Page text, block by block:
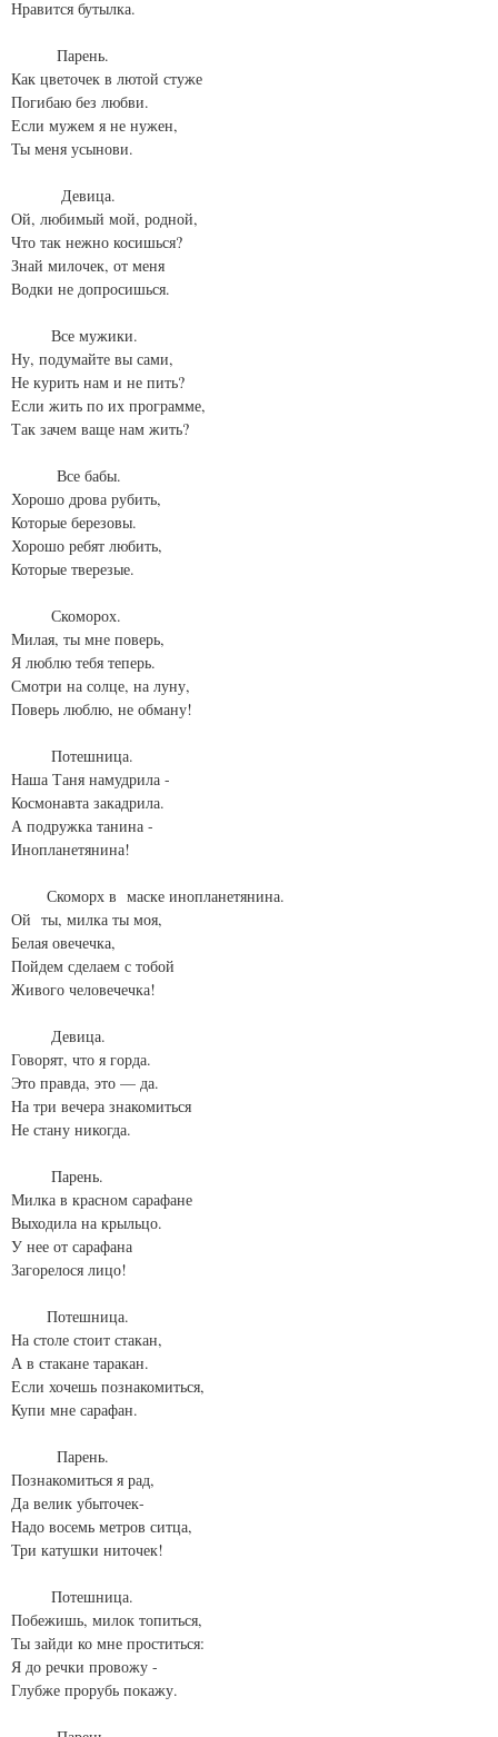
Нравится бутылка.
Парень.
Как цветочек в лютой стуже
Погибаю без любви.
Если мужем я не нужен,
Ты меня усынови.
Девица.
Ой, любимый мой, родной,
Что так нежно косишься?
Знай милочек, от меня
Водки не допросишься.
Все мужики.
Ну, подумайте вы сами,
Не курить нам и не пить?
Если жить по их программе,
Так зачем ваще нам жить?
Все бабы.
Хорошо дрова рубить,
Которые березовы.
Хорошо ребят любить,
Которые тверезые.
Скоморох.
Милая, ты мне поверь,
Я люблю тебя теперь.
Смотри на солце, на луну,
Поверь люблю, не обману!
Потешница.
Наша Таня намудрила -
Космонавта закадрила.
А подружка танина -
Инопланетянина!
Скоморх в маске инопланетянина.
Ой ты, милка ты моя,
Белая овечечка,
Пойдем сделаем с тобой
Живого человечечка!
Девица.
Говорят, что я горда.
Это правда, это — да.
На три вечера знакомиться
Не стану никогда.
Парень.
Милка в красном сарафане
Выходила на крыльцо.
У нее от сарафана
Загорелося лицо!
Потешница.
На столе стоит стакан,
А в стакане таракан.
Если хочешь познакомиться,
Купи мне сарафан.
Парень.
Познакомиться я рад,
Да велик убыточек-
Надо восемь метров ситца,
Три катушки ниточек!
Потешница.
Побежишь, милок топиться,
Ты зайди ко мне проститься:
Я до речки провожу -
Глубже прорубь покажу.